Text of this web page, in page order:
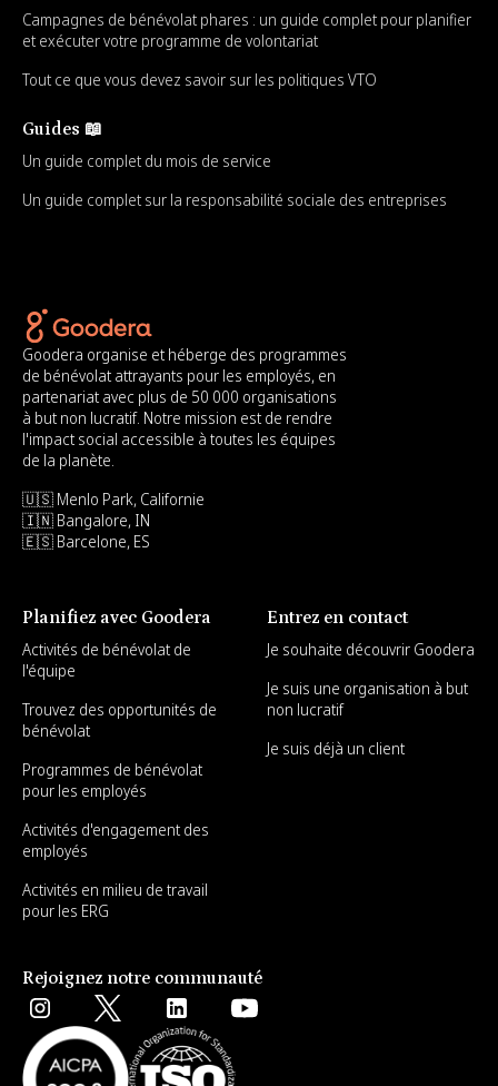
Campagnes de bénévolat phares : un guide complet pour planifier
et exécuter votre programme de volontariat
Tout ce que vous devez savoir sur les politiques VTO
Guides 📖
Un guide complet du mois de service
Un guide complet sur la responsabilité sociale des entreprises
Goodera organise et héberge des programmes
de bénévolat attrayants pour les employés, en
partenariat avec plus de 50 000 organisations
à but non lucratif. Notre mission est de rendre
l'impact social accessible à toutes les équipes
de la planète.
🇺🇸 Menlo Park, Californie
🇮🇳 Bangalore, IN
🇪🇸 Barcelone, ES
Planifiez avec Goodera
Activités de bénévolat de
l'équipe
Trouvez des opportunités de
bénévolat
Programmes de bénévolat
pour les employés
Activités d'engagement des
employés
Activités en milieu de travail
pour les ERG
Entrez en contact
Je souhaite découvrir Goodera
Je suis une organisation à but
non lucratif
Je suis déjà un client
Rejoignez notre communauté